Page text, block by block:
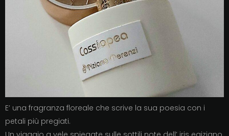
E’ una fragranza floreale che scrive la sua poesia con i
petali più pregiati.